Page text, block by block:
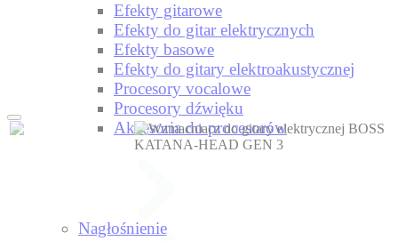
Efekty gitarowe
Efekty do gitar elektrycznych
Efekty basowe
Efekty do gitary elektroakustycznej
Procesory vocalowe
Procesory dźwięku
Akcesoria do procesorów
Nagłośnienie